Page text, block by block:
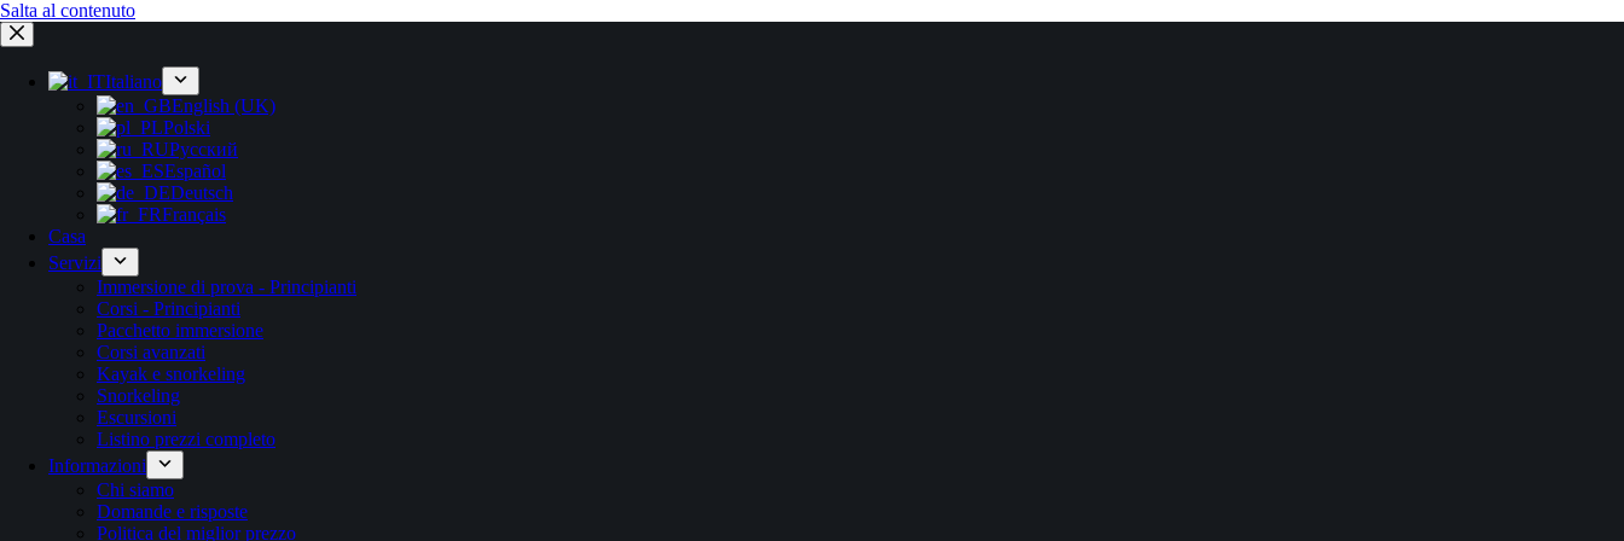
Salta al contenuto
Italiano
English (UK)
Polski
Русский
Español
Deutsch
Français
Casa
Servizi
Immersione di prova - Principianti
Corsi - Principianti
Pacchetto immersione
Corsi avanzati
Kayak e snorkeling
Snorkeling
Escursioni
Listino prezzi completo
Informazioni
Chi siamo
Domande e risposte
Politica del miglior prezzo